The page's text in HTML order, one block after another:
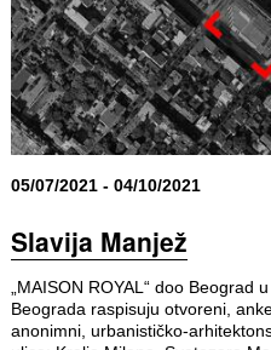
05/07/2021 - 04/10/2021
Slavija Manjež
„MAISON ROYAL“ doo
Beograda raspisuju otvoreni,
anonimni, urbanističko-